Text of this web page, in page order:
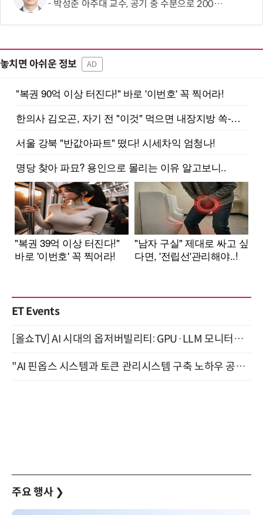
박성준 아주대 교수, 공기 중 수분으로 200㎛ 피부 부착 전지 개발
놓치면 아쉬운 정보 AD
ET Events
[올쇼TV] AI 시대의 옵저버빌리티: GPU·LLM 모니터링부터 AI 기반 장애 대응까지 (8/11 생방송)
"AI 핀옵스 시스템과 토큰 관리시스템 구축 노하우 공개" 잠실 한국광고문화회관 2층 대회의실 (8/21)
주요 행사 ❯